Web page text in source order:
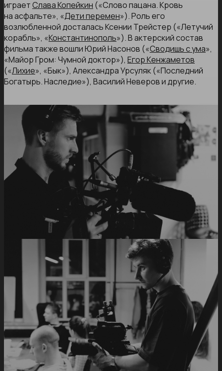
играетСлава Копейкин («Слово пацана. Кровь
на асфальте», «Дети перемен»). Роль его
возлюбленной досталась Ксении Трейстер («Летучий
корабль», «Константинополь»). В актерский состав
фильма также вошли Юрий Насонов («Сводишь с ума»,
«Майор Гром: Чумной доктор»), Егор Кенжаметов
(«Лихие», «Бык»), Александра Урсуляк («Последний
Богатырь. Наследие»), Василий Неверов и другие.